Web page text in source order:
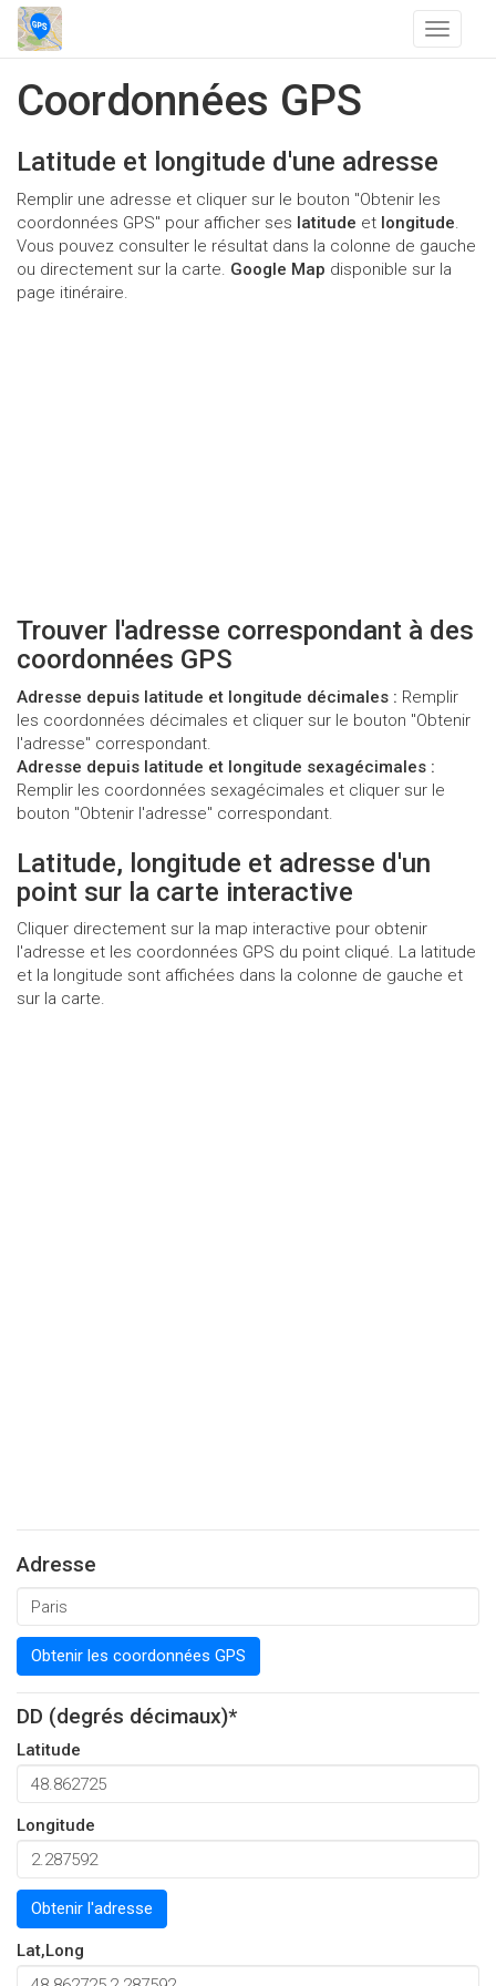
T
o
n
a
v
i
g
Coordonnées GPS
Latitude et longitude d'une adresse
Remplir une adresse et cliquer sur le bouton "Obtenir les
coordonnées GPS" pour afficher ses latitude et longitude
Vous pouvez consulter le résultat dans la colonne de gauche
ou directement sur la carte. Google Map disponible sur la
page itinéraire.
Trouver l'adresse correspondant à des
coordonnées GPS
Adresse depuis latitude et longitude décimales : Remplir
les coordonnées décimales et cliquer sur le bouton "Obtenir
l'adresse" correspondant.
Adresse depuis latitude et longitude sexagécimales :
Remplir les coordonnées sexagécimales et cliquer sur le
bouton "Obtenir l'adresse" correspondant.
Latitude, longitude et adresse d'un
point sur la carte interactive
Cliquer directement sur la map interactive pour obtenir
l'adresse et les coordonnées GPS du point cliqué. La latitude
et la longitude sont affichées dans la colonne de gauche et
sur la carte.
Adresse
Obtenir les coordonnées GPS
DD (degrés décimaux)*
Latitude
Longitude
Obtenir l'adresse
Lat,Long